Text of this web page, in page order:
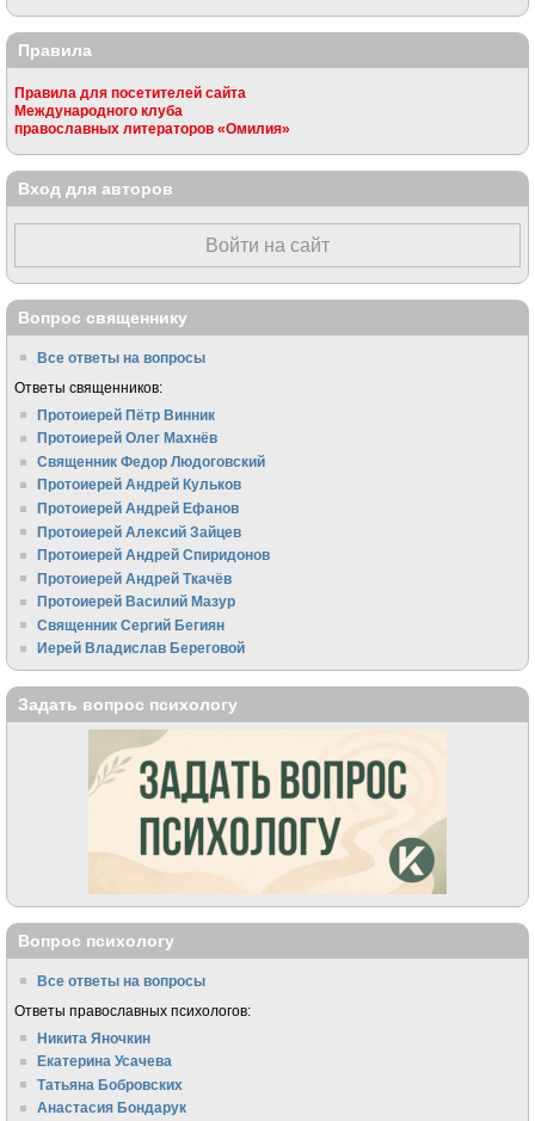
Правила
Правила для посетителей сайта
Международного клуба
православных литераторов «Омилия»
Вход для авторов
Войти на сайт
Вопрос священнику
Все ответы на вопросы
Ответы священников:
Протоиерей Пётр Винник
Протоиерей Олег Махнёв
Священник Федор Людоговский
Протоиерей Андрей Кульков
Протоиерей Андрей Ефанов
Протоиерей Алексий Зайцев
Протоиерей Андрей Спиридонов
Протоиерей Андрей Ткачёв
Протоиерей Василий Мазур
Священник Сергий Бегиян
Иерей Владислав Береговой
Задать вопрос психологу
Вопрос психологу
Все ответы на вопросы
Ответы православных психологов:
Никита Яночкин
Екатерина Усачева
Татьяна Бобровских
Анастасия Бондарук